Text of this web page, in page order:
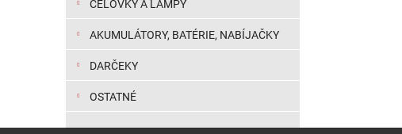
ČELOVKY A LAMPY
AKUMULÁTORY, BATÉRIE, NABÍJAČKY
DARČEKY
OSTATNÉ